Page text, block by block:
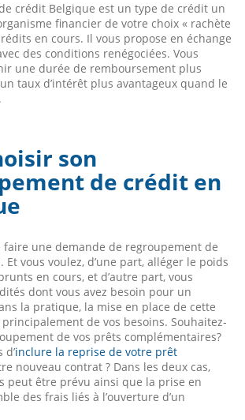
crédit Belgique est un type de crédit un
financier de votre choix « rachète
en cours. Il vous propose en échange
des conditions renégociées. Vous
une durée de remboursement plus
taux d’intérêt plus avantageux quand le
son
de crédit en
faire une demande de regroupement de
vous voulez, d’une part, alléger le poids
en cours, et d’autre part, vous
dont vous avez besoin pour un
la pratique, la mise en place de cette
de vos besoins. Souhaitez-
de vos prêts complémentaires?
d’inclure la reprise de votre prêt
nouveau contrat ? Dans les deux cas,
peut être prévu ainsi que la prise en
des frais liés à l’ouverture d’un